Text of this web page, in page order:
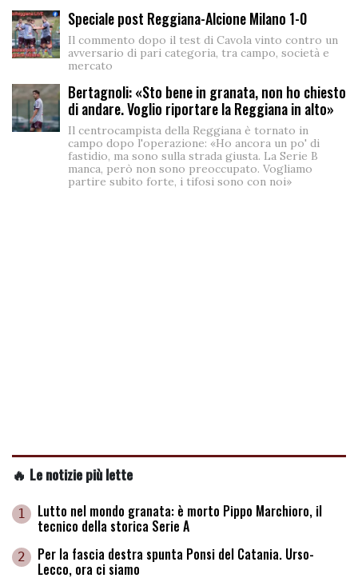
Speciale post Reggiana-Alcione Milano 1-0
Il commento dopo il test di Cavola vinto contro un
avversario di pari categoria, tra campo, società e
mercato
Bertagnoli: «Sto bene in granata, non ho chiesto
di andare. Voglio riportare la Reggiana in alto»
Il centrocampista della Reggiana è tornato in
campo dopo l'operazione: «Ho ancora un po' di
fastidio, ma sono sulla strada giusta. La Serie B
manca, però non sono preoccupato. Vogliamo
partire subito forte, i tifosi sono con noi»
🔥 Le notizie più lette
1 Lutto nel mondo granata: è morto Pippo Marchioro, il
tecnico della storica Serie A
2 Per la fascia destra spunta Ponsi del Catania. Urso-
Lecco, ora ci siamo